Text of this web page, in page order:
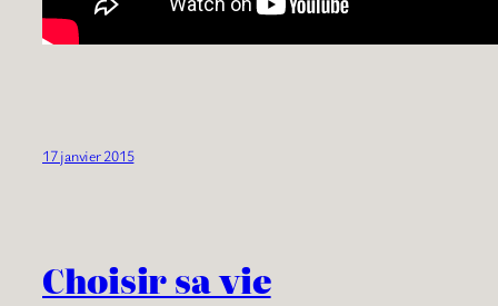
17 janvier 2015
Choisir sa vie